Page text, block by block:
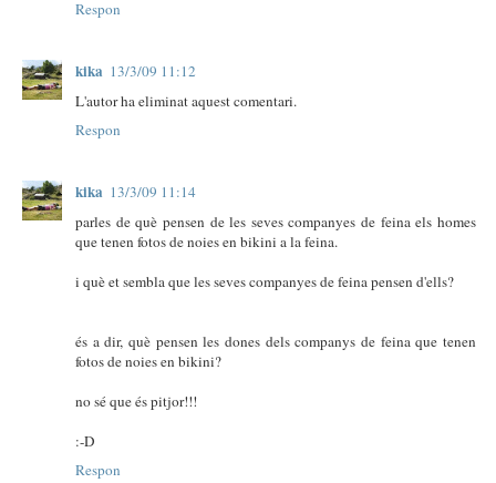
Respon
kika 13/3/09 11:12
L'autor ha eliminat aquest comentari.
Respon
kika 13/3/09 11:14
parles de què pensen de les seves companyes de feina els homes
que tenen fotos de noies en bikini a la feina.
i què et sembla que les seves companyes de feina pensen d'ells?
és a dir, què pensen les dones dels companys de feina que tenen
fotos de noies en bikini?
no sé que és pitjor!!!
:-D
Respon